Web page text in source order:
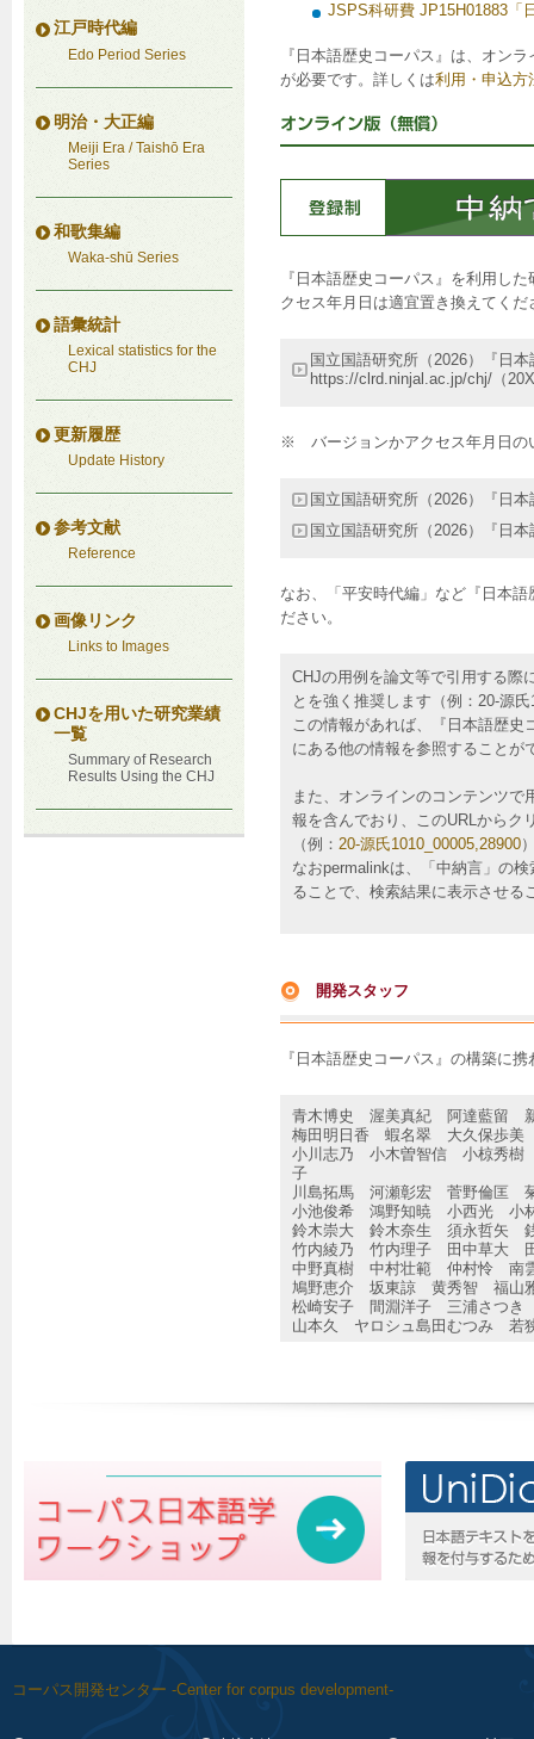
江戸時代編
Edo Period Series
明治・大正編
Meiji Era / Taishō Era
Series
和歌集編
Waka-shū Series
語彙統計
Lexical statistics for the
CHJ
更新履歴
Update History
参考文献
Reference
画像リンク
Links to Images
CHJを用いた研究業績
一覧
Summary of Research
Results Using the CHJ
JSPS科研費 JP15H01883「
『日本語歴史コーパス』は、オン
が必要です。詳しくは利用・申込方
『日本語歴史コーパス』を利用し
クセス年月日は適宜置き換えてくだ
国立国語研究所（2026）『日
https://clrd.ninjal.ac.jp/chj/（
※ バージョンかアクセス年月日の
国立国語研究所（2026）『日
国立国語研究所（2026）『日
なお、「平安時代編」など『日本
ださい。
CHJの用例を論文等で引用する際
とを強く推奨します（例：20-源
この情報があれば、『日本語歴史
にある他の情報を参照することが
また、オンラインのコンテンツで
報を含んでおり、このURLからク
（例： 20-源氏1010_00005,28900
なおpermalinkは、「中納言」の
ることで、検索結果に表示させる
開発スタッフ
『日本語歴史コーパス』の構築に
青木博史 渥美真紀 阿達藍留
梅田明日香 蝦名翠 大久保歩
小川志乃 小木曽智信 小椋秀
子
川島拓馬 河瀬彰宏 菅野倫匡
小池俊希 鴻野知暁 小西光 小
鈴木崇大 鈴木奈生 須永哲矢
竹内綾乃 竹内理子 田中草大
中野真樹 中村壮範 仲村怜 南
鳩野恵介 坂東諒 黄秀智 福
松崎安子 間淵洋子 三浦さつ
山本久 ヤロシュ島田むつみ
コーパス開発センター -Center for corpus development-